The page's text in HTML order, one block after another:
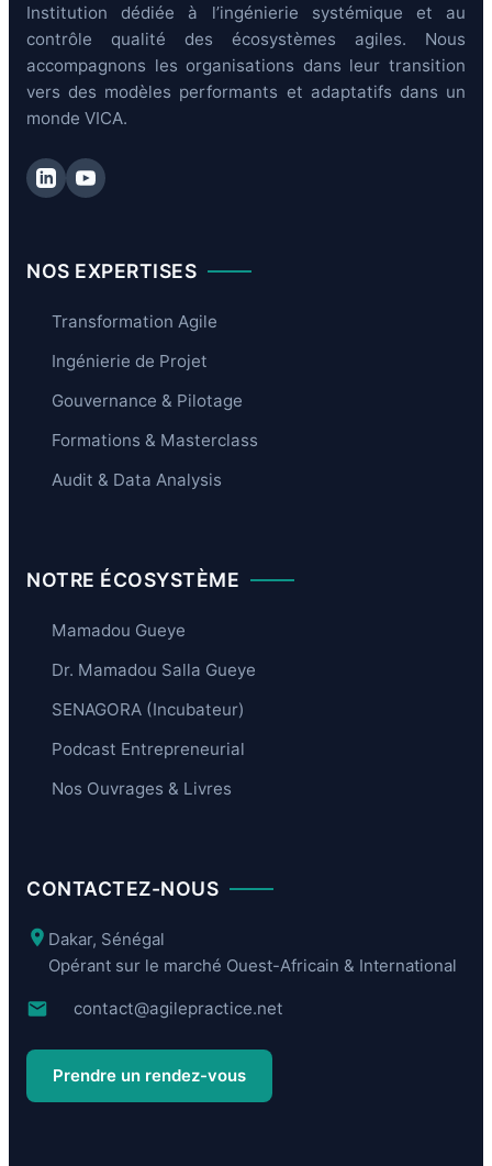
Institution dédiée à l’ingénierie systémique et au
contrôle qualité des écosystèmes agiles. Nous
accompagnons les organisations dans leur transition
vers des modèles performants et adaptatifs dans un
monde VICA.
NOS EXPERTISES
Transformation Agile
Ingénierie de Projet
Gouvernance & Pilotage
Formations & Masterclass
Audit & Data Analysis
NOTRE ÉCOSYSTÈME
Mamadou Gueye
Dr. Mamadou Salla Gueye
SENAGORA (Incubateur)
Podcast Entrepreneurial
Nos Ouvrages & Livres
CONTACTEZ-NOUS
Dakar, Sénégal
Opérant sur le marché Ouest-Africain & International
contact@agilepractice.net
Prendre un rendez-vous